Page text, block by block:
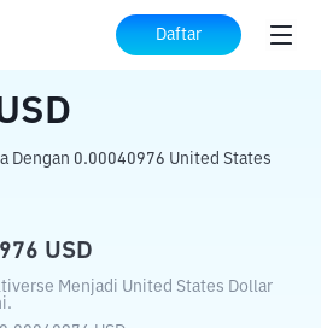
Daftar
USD
Dengan 0.00040976 United States
USD
Menjadi United States Dollar